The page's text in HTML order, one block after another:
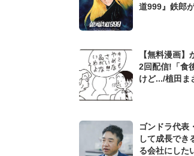
道999』鉄郎
【無料漫画
2回配信!「食
けど.../植田ま
ゴンドラ代表
して成長でき
る会社にした